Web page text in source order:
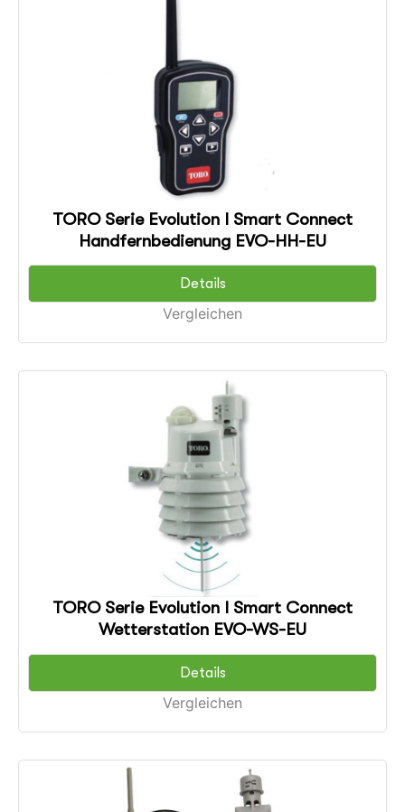
TORO Serie Evolution I Smart Connect
Handfernbedienung EVO-HH-EU
Details
Vergleichen
TORO Serie Evolution I Smart Connect
Wetterstation EVO-WS-EU
Details
Vergleichen